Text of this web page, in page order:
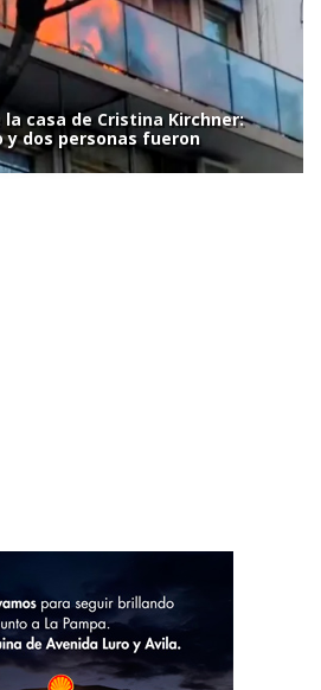
casa de Cristina Kirchner:
y dos personas fueron